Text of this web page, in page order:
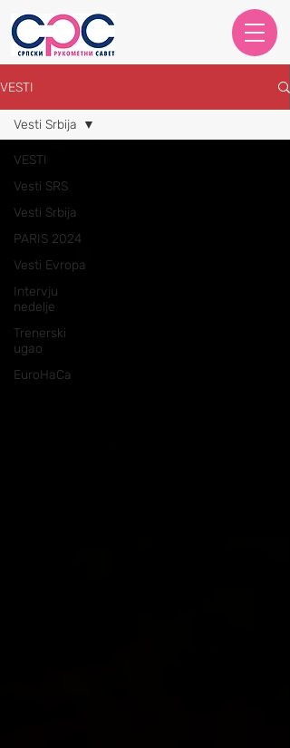
VESTI
VESTI
Vesti SRS
Vesti Srbija
PARIS 2024
Vesti Evropa
Intervju
nedelje
Trenerski
ugao
EuroHaCa
Vesti Srbija